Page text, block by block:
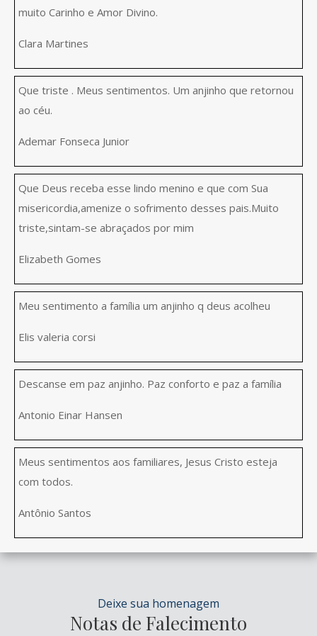
muito Carinho e Amor Divino.
Clara Martines
Que triste . Meus sentimentos. Um anjinho que retornou
ao céu.
Ademar Fonseca Junior
Que Deus receba esse lindo menino e que com Sua
misericordia,amenize o sofrimento desses pais.Muito
triste,sintam-se abraçados por mim
Elizabeth Gomes
Meu sentimento a família um anjinho q deus acolheu
Elis valeria corsi
Descanse em paz anjinho. Paz conforto e paz a família
Antonio Einar Hansen
Meus sentimentos aos familiares, Jesus Cristo esteja
com todos.
Antônio Santos
Deixe sua homenagem
Notas de Falecimento